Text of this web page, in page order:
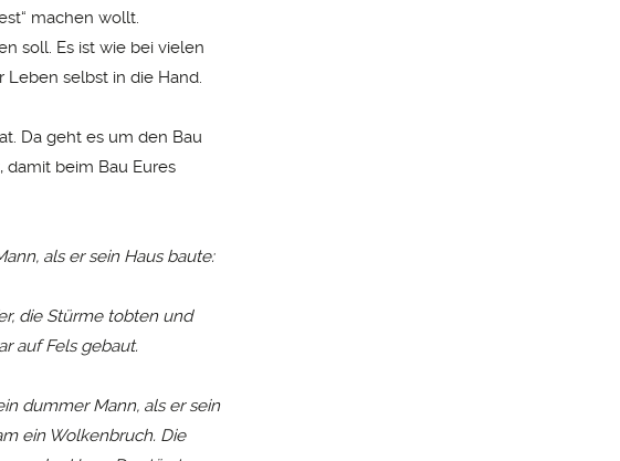
machen wollt.
soll. Es ist wie bei vielen
Leben selbst in die Hand.
Da geht es um den Bau
damit beim Bau Eures
als er sein Haus baute:
die Stürme tobten und
auf Fels gebaut.
dummer Mann, als er sein
ein Wolkenbruch. Die